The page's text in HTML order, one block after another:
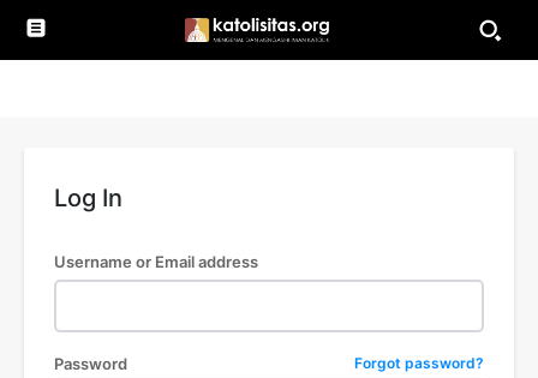
Log In
Username or Email address
Password Forgot password?